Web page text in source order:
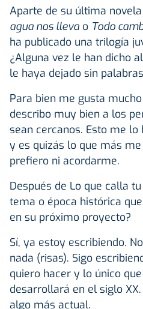
Aparte de su última
agua nos lleva o Todo
ha publicado una trilogía
¿Alguna vez le han dicho
le haya dejado sin
Para bien me gusta
describo muy bien a los
sean cercanos. Esto me lo
y es quizás lo que más
prefiero ni acordarme.
Después de Lo que calla
tema o época histórica
en su próximo proyecto?
Sí, ya estoy escribiendo.
nada (risas). Sigo
quiero hacer y lo único
desarrollará en el siglo
algo más actual.